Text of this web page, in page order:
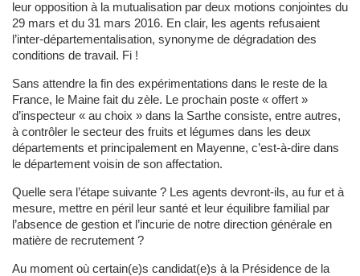
leur opposition à la mutualisation par deux motions conjointes du
29 mars et du 31 mars 2016. En clair, les agents refusaient
l’inter-départementalisation, synonyme de dégradation des
conditions de travail. Fi !
Sans attendre la fin des expérimentations dans le reste de la
France, le Maine fait du zèle. Le prochain poste « offert »
d’inspecteur « au choix » dans la Sarthe consiste, entre autres,
à contrôler le secteur des fruits et légumes dans les deux
départements et principalement en Mayenne, c’est-à-dire dans
le département voisin de son affectation.
Quelle sera l’étape suivante ? Les agents devront-ils, au fur et à
mesure, mettre en péril leur santé et leur équilibre familial par
l’absence de gestion et l’incurie de notre direction générale en
matière de recrutement ?
Au moment où certain(e)s candidat(e)s à la Présidence de la